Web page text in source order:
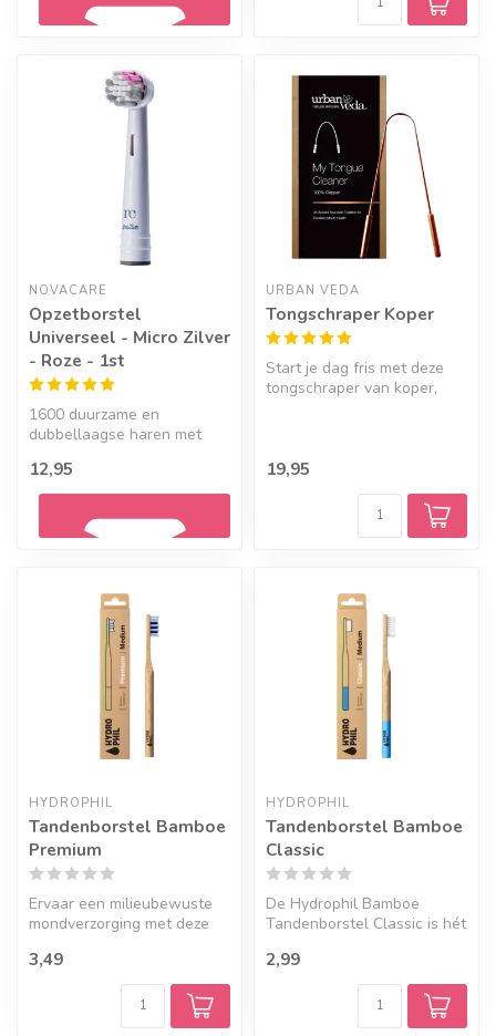
Geef een seintje
NOVACARE
Opzetborstel
Universeel - Micro Zilver
- Roze - 1st
1600 duurzame en
dubbellaagse haren met
12,95
Geef een seintje
URBAN VEDA
Tongschraper Koper
Start je dag fris met deze
tongschraper van koper,
19,95
HYDROPHIL
Tandenborstel Bamboe
Premium
Ervaar een milieubewuste
mondverzorging met deze
Premium va...
3,49
HYDROPHIL
Tandenborstel Bamboe
Classic
De Hydrophil Bamboe
Tandenborstel Classic is hét
da...
2,99